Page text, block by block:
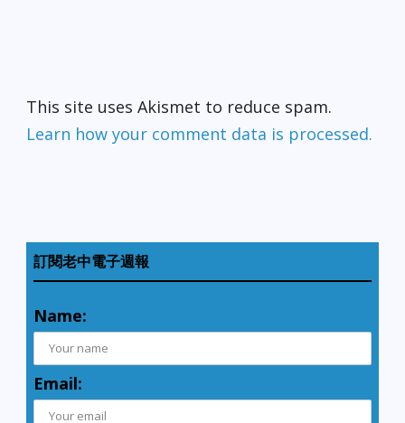
This site uses Akismet to reduce spam.
Learn how your comment data is processed.
訂閱老中電子週報
Name:
Email: